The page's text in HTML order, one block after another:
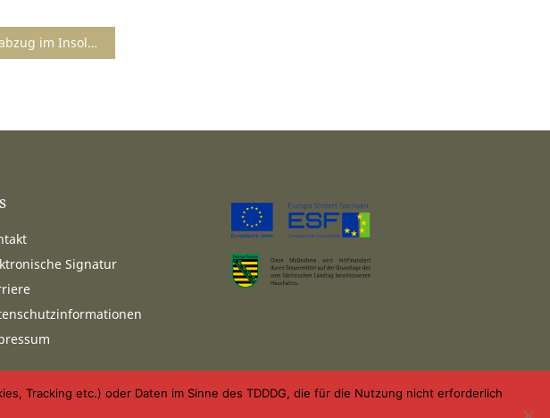
Vorsteuerabzug im Insolvenzverfahren
Signatur
Tracking etc.) oder Daten im Sinne des TDDDG, die für die Nutzung nicht erforderlich